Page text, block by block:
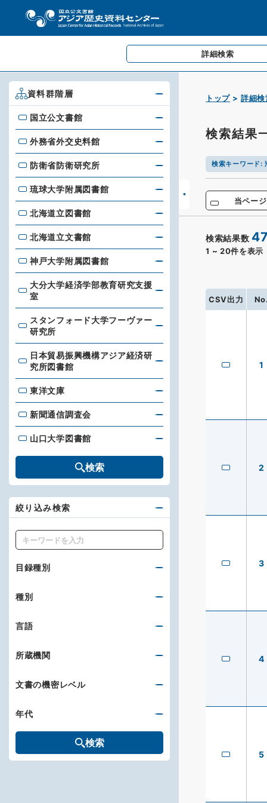
詳細検索
トップ 詳細検
検索結果
検索キーワード:
当ペー
検索結果数
1 ~ 20件を表示
CSV出力 No.
1
2
3
4
5
資料群階層
国立公文書館
国立公文書館
外務省外交史料館
外務省外交史料館
防衛省防衛研究所
防衛省防衛研究所
琉球大学附属図書館
琉球大学附属図書館
北海道立図書館
北海道立図書館
北海道立文書館
北海道立文書館
神戸大学附属図書館
神戸大学附属図書館
大分大学経済学部教育研究支援室
大分大学経済学部教育研究支援
室
スタンフォード大学フーヴァー研究所
スタンフォード大学フーヴァー
研究所
日本貿易振興機構アジア経済研究所図書館
日本貿易振興機構アジア経済研
究所図書館
東洋文庫
東洋文庫
新聞通信調査会
新聞通信調査会
山口大学図書館
山口大学図書館
検索
絞り込み検索
キーワード
目録種別
種別
言語
所蔵機関
文書の機密レベル
年代
検索